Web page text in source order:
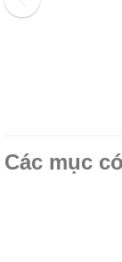
Các mục